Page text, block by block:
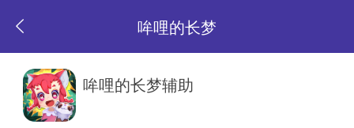
哞哩的长梦
返 哞哩的长梦辅助